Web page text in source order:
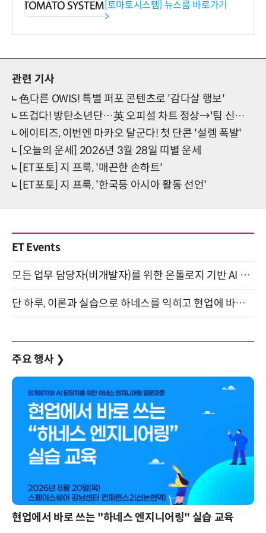
기관·보험사 공략”
[토마토시스템] 뉴스룸 바로가기
>
관련 기사
色다른 OWIS! 특별 퍼포 콘텐츠로 '감다살 행보'
뜨겁다! 방탄소년단…英 오피셜 차트 정상→'팀 신기록'
에이티즈, 이번엔 마카오 달군다! 첫 단콘 '설렘 폭발'
[오늘의 운세] 2026년 3월 28일 띠별 운세
[ET포토] 지 프룩, '매끈한 손하트'
[ET포토] 지 프룩, '한국등 아시아 활동 선언'
ET Events
모든 업무 담당자(비개발자)를 위한 온톨로지 기반 AI 지식체계 설계 1-day 워크숍 8월 20일 개최
단 하루, 이론과 실습으로 하네스를 익히고 현업에 바로 쓰는 핸즈온 워크숍 (8/20)
주요 행사 ❯
현업에서 바로 쓰는 "하네스 엔지니어링" 실습 교육